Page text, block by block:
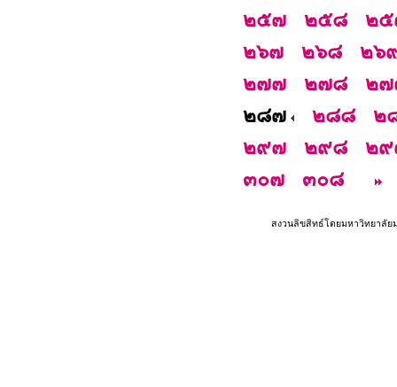
๒๕๗
๒๕๘
๒
๒๖๗
๒๖๘
๒๖
๒๗๗
๒๗๘
๒
๒๘๗
๒๘๘
๒
๒๙๗
๒๙๘
๒
๓๐๗
๓๐๘
สงวนลิขสิทธ์โดยมหาวิทยาลั